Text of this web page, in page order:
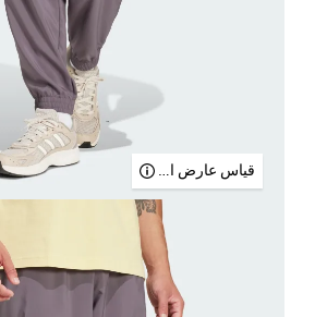
قياس عارض الأزياء